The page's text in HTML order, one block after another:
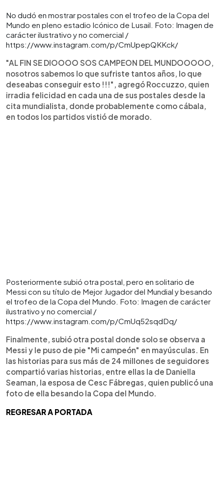
No dudó en mostrar postales con el trofeo de la Copa del
Mundo en pleno estadio Icónico de Lusail. Foto: Imagen de
carácter ilustrativo y no comercial /
https://www.instagram.com/p/CmUpepQKKck/
"AL FIN SE DIOOOO SOS CAMPEON DEL MUNDOOOOO,
nosotros sabemos lo que sufriste tantos años, lo que
deseabas conseguir esto !!!", agregó Roccuzzo, quien
irradia felicidad en cada una de sus postales desde la
cita mundialista, donde probablemente como cábala,
en todos los partidos vistió de morado.
Posteriormente subió otra postal, pero en solitario de
Messi con su título de Mejor Jugador del Mundial y besando
el trofeo de la Copa del Mundo. Foto: Imagen de carácter
ilustrativo y no comercial /
https://www.instagram.com/p/CmUq52sqdDq/
Finalmente, subió otra postal donde solo se observa a
Messi y le puso de pie "Mi campeón" en mayúsculas. En
las historias para sus más de 24 millones de seguidores
compartió varias historias, entre ellas la de Daniella
Seaman, la esposa de Cesc Fábregas, quien publicó una
foto de ella besando la Copa del Mundo.
REGRESAR A PORTADA